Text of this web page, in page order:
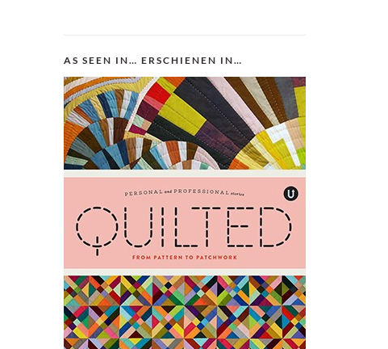
AS SEEN IN… ERSCHIENEN IN…